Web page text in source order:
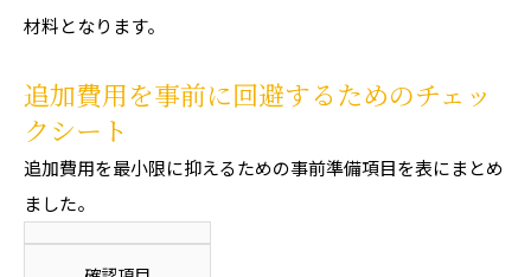
材料となります。
追加費用を事前に回避するためのチェッ
クシート
追加費用を最小限に抑えるための事前準備項目を表にまとめ
ました。